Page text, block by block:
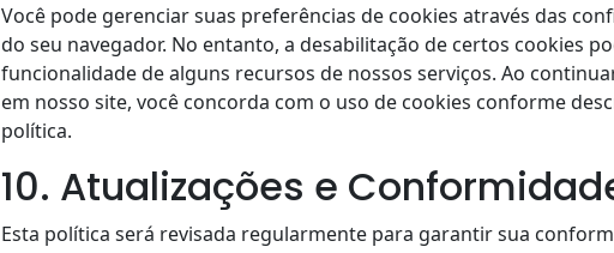
Você pode gerenciar suas preferências de cookies através das
do seu navegador. No entanto, a desabilitação de certos cookies
funcionalidade de alguns recursos de nossos serviços. Ao
em nosso site, você concorda com o uso de cookies conforme
política.
10. Atualizações e
Esta política será revisada regularmente para garantir sua